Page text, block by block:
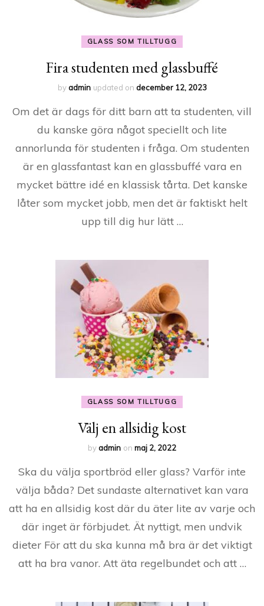
GLASS SOM TILLTUGG
Fira studenten med glassbuffé
byadmin updated on december 12, 2023
Om det är dags för ditt barn att ta studenten, vill
du kanske göra något speciellt och lite
annorlunda för studenten i fråga. Om studenten
är en glassfantast kan en glassbuffé vara en
mycket bättre idé en klassisk tårta. Det kanske
låter som mycket jobb, men det är faktiskt helt
upp till dig hur lätt …
GLASS SOM TILLTUGG
Välj en allsidig kost
byadmin on maj 2, 2022
Ska du välja sportbröd eller glass? Varför inte
välja båda? Det sundaste alternativet kan vara
att ha en allsidig kost där du äter lite av varje och
där inget är förbjudet. Ät nyttigt, men undvik
dieter För att du ska kunna må bra är det viktigt
att ha bra vanor. Att äta regelbundet och att …